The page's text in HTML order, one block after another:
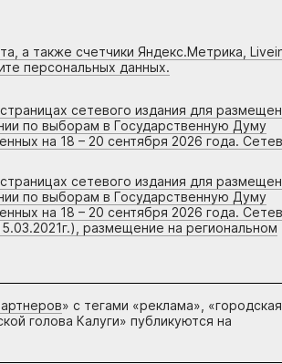
а также счетчики Яндекс.Метрика,
персональных данных.
сетевого издания для
по выборам в Государственную Думу
на 18 – 20 сентября 2026 года.
сетевого издания для
по выборам в Государственную Думу
на 18 – 20 сентября 2026 года.
размещение на региональном
» с тегами «реклама», «городская
голова Калуги» публикуются на